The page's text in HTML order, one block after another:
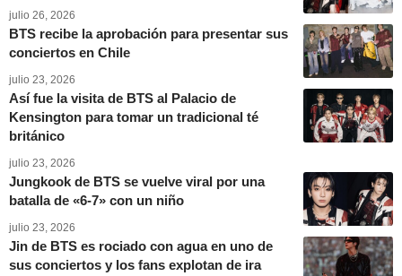
julio 26, 2026
BTS recibe la aprobación para presentar sus
conciertos en Chile
julio 23, 2026
Así fue la visita de BTS al Palacio de
Kensington para tomar un tradicional té
británico
julio 23, 2026
Jungkook de BTS se vuelve viral por una
batalla de «6-7» con un niño
julio 23, 2026
Jin de BTS es rociado con agua en uno de
sus conciertos y los fans explotan de ira